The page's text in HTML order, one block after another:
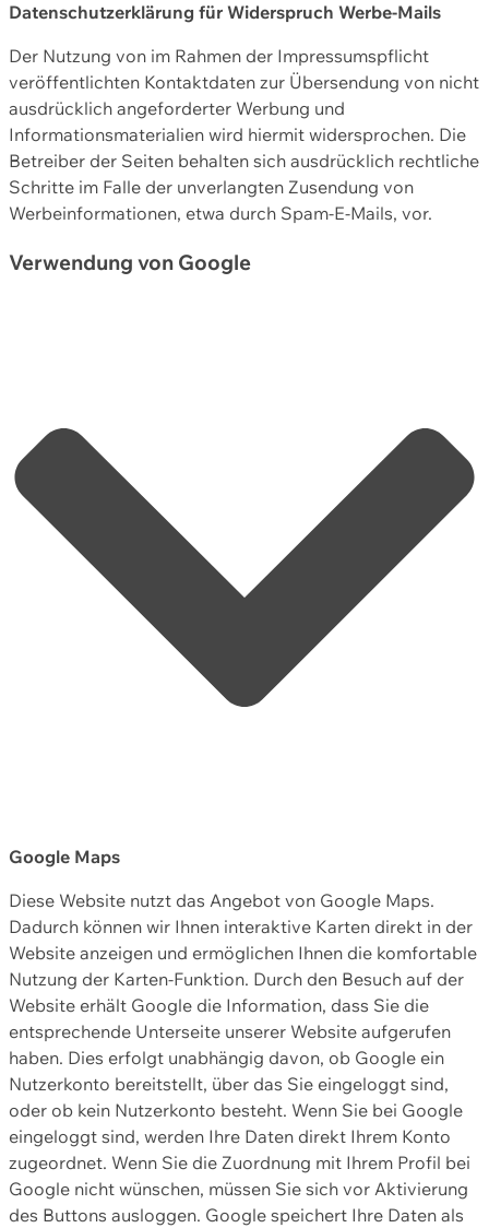
Datenschutzerklärung für Widerspruch Werbe-Mails
Der Nutzung von im Rahmen der Impressumspflicht
veröffentlichten Kontaktdaten zur Übersendung von nicht
ausdrücklich angeforderter Werbung und
Informationsmaterialien wird hiermit widersprochen. Die
Betreiber der Seiten behalten sich ausdrücklich rechtliche
Schritte im Falle der unverlangten Zusendung von
Werbeinformationen, etwa durch Spam-E-Mails, vor.
Verwendung von Google
Google Maps
Diese Website nutzt das Angebot von Google Maps.
Dadurch können wir Ihnen interaktive Karten direkt in der
Website anzeigen und ermöglichen Ihnen die komfortable
Nutzung der Karten-Funktion. Durch den Besuch auf der
Website erhält Google die Information, dass Sie die
entsprechende Unterseite unserer Website aufgerufen
haben. Dies erfolgt unabhängig davon, ob Google ein
Nutzerkonto bereitstellt, über das Sie eingeloggt sind,
oder ob kein Nutzerkonto besteht. Wenn Sie bei Google
eingeloggt sind, werden Ihre Daten direkt Ihrem Konto
zugeordnet. Wenn Sie die Zuordnung mit Ihrem Profil bei
Google nicht wünschen, müssen Sie sich vor Aktivierung
des Buttons ausloggen. Google speichert Ihre Daten als